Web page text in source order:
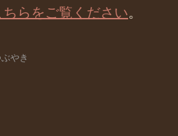
らをご覧ください。
やき